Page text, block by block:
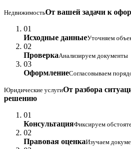
НедвижимостьОт вашей задачи к
01
Исходные данныеУточняем
02
ПроверкаАнализируем документы
03
ОформлениеСогласовываем
Юридические услугиОт разбора
решению
01
КонсультацияФиксируем
02
Правовая оценкаИзучаем